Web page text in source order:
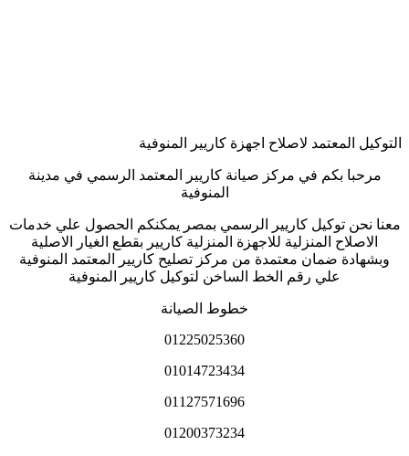
التوكيل المعتمد لاصلاح اجهزة كاريير المنوفية
مرحبا بكم في مركز صيانة كاريير المعتمد الرسمي في مدينة
المنوفية
معنا نحن توكيل كاريير الرسمي بمصر يمكنكم الحصول علي خدمات
الاصلاح المنزلية للاجهزة المنزلية كاريير بقطع الغيار الاصلية
وبشهادة ضمان معتمدة من مركز تصليح كاريير المعتمد المنوفية
علي رقم الخط الساخن لتوكيل كاريير المنوفية
خطوط الصيانة
01225025360
01014723434
01127571696
01200373234